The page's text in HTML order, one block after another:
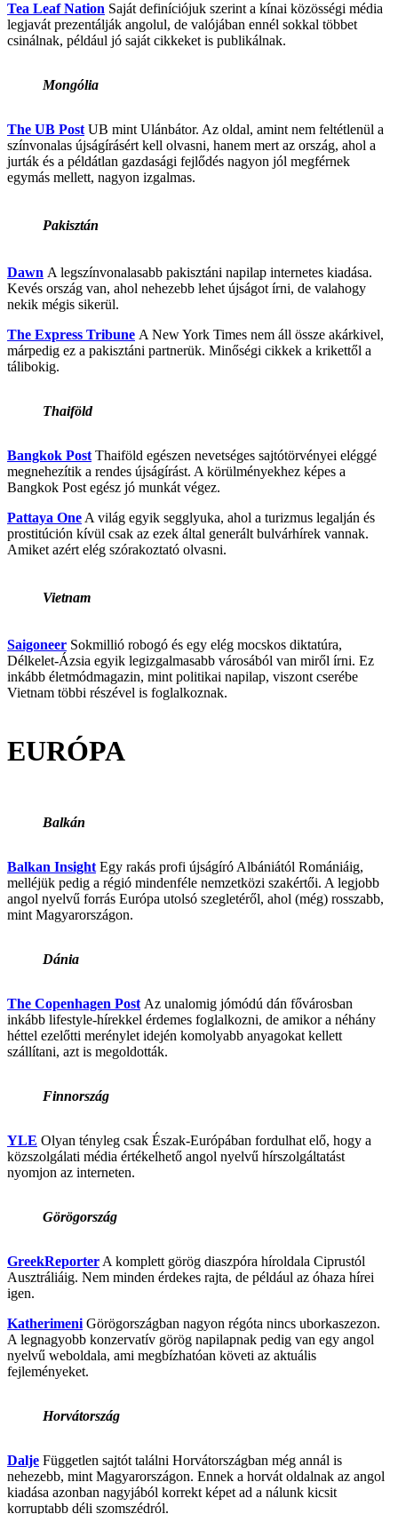
Tea Leaf Nation Saját definíciójuk szerint a kínai közösségi média
legjavát prezentálják angolul, de valójában ennél sokkal többet
csinálnak, például jó saját cikkeket is publikálnak.
Mongólia
The UB PostUB mint Ulánbátor. Az oldal, amint nem feltétlenül a
színvonalas újságírásért kell olvasni, hanem mert az ország, ahol a
jurták és a példátlan gazdasági fejlődés nagyon jól megférnek
egymás mellett, nagyon izgalmas.
Pakisztán
Dawn A legszínvonalasabb pakisztáni napilap internetes kiadása.
Kevés ország van, ahol nehezebb lehet újságot írni, de valahogy
nekik mégis sikerül.
The Express Tribune A New York Times nem áll össze akárkivel,
márpedig ez a pakisztáni partnerük. Minőségi cikkek a krikettől a
tálibokig.
Thaiföld
Bangkok PostThaiföld egészen nevetséges sajtótörvényei eléggé
megnehezítik a rendes újságírást. A körülményekhez képes a
Bangkok Post egész jó munkát végez.
Pattaya OneA világ egyik segglyuka, ahol a turizmus legalján és
prostitúción kívül csak az ezek által generált bulvárhírek vannak.
Amiket azért elég szórakoztató olvasni.
Vietnam
Saigoneer Sokmillió robogó és egy elég mocskos diktatúra,
Délkelet-Ázsia egyik legizgalmasabb városából van miről írni. Ez
inkább életmódmagazin, mint politikai napilap, viszont cserébe
Vietnam többi részével is foglalkoznak.
EURÓPA
Balkán
Balkan Insight Egy rakás profi újságíró Albániától Romániáig,
melléjük pedig a régió mindenféle nemzetközi szakértői. A legjobb
angol nyelvű forrás Európa utolsó szegletéről, ahol (még) rosszabb,
mint Magyarországon.
Dánia
The Copenhagen Post Az unalomig jómódú dán fővárosban
inkább lifestyle-hírekkel érdemes foglalkozni, de amikor a néhány
héttel ezelőtti merénylet idején komolyabb anyagokat kellett
szállítani, azt is megoldották.
Finnország
YLE Olyan tényleg csak Észak-Európában fordulhat elő, hogy a
közszolgálati média értékelhető angol nyelvű hírszolgáltatást
nyomjon az interneten.
Görögország
GreekReporter A komplett görög diaszpóra híroldala Ciprustól
Ausztráliáig. Nem minden érdekes rajta, de például az óhaza hírei
igen.
Katherimeni Görögországban nagyon régóta nincs uborkaszezon.
A legnagyobb konzervatív görög napilapnak pedig van egy angol
nyelvű weboldala, ami megbízhatóan követi az aktuális
fejleményeket.
Horvátország
Dalje Független sajtót találni Horvátországban még annál is
nehezebb, mint Magyarországon. Ennek a horvát oldalnak az angol
kiadása azonban nagyjából korrekt képet ad a nálunk kicsit
korruptabb déli szomszédról.